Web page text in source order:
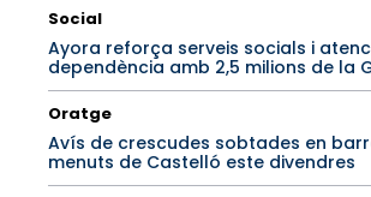
Social
Ayora reforça serveis socials i
dependència amb 2,5 milions de la
Oratge
Avís de crescudes sobtades en
menuts de Castelló este divendres